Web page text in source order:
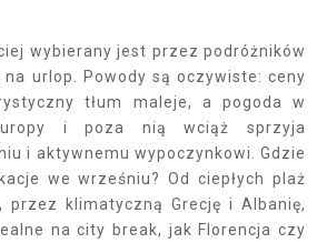
wybierany jest przez podróżników
urlop. Powody są oczywiste: ceny
tłum maleje, a pogoda w
i poza nią wciąż sprzyja
i aktywnemu wypoczynkowi. Gdzie
we wrześniu? Od ciepłych plaż
przez klimatyczną Grecję i Albanię,
na city break, jak Florencja czy